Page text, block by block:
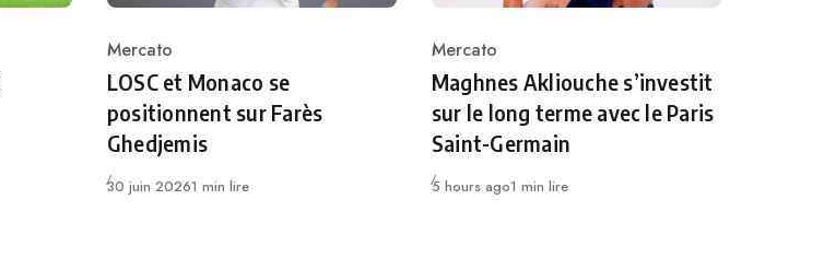
Category
Mercato
LOSC et Monaco se
positionnent sur Farès
Ghedjemis
Publié
30 juin 20261 min lire
Category
Mercato
Maghnes Akliouche s’investit
sur le long terme avec le Paris
Saint-Germain
Publié
5 hours ago1 min lire